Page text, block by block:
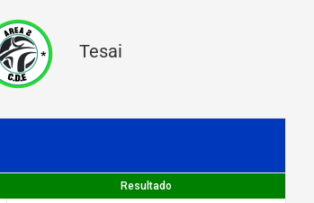
Tesai
Resultado